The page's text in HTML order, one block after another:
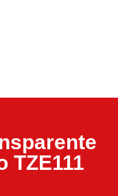
TZE111